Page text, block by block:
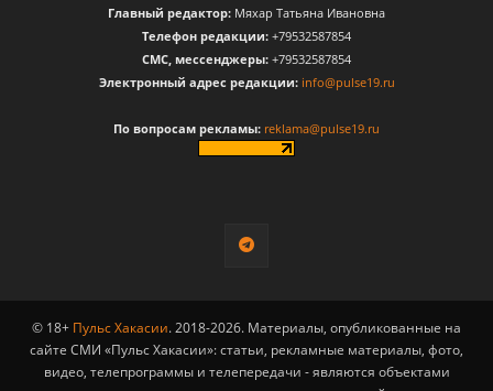
Главный редактор: Мяхар Татьяна Ивановна
Телефон редакции: +79532587854
CМС, мессенджеры: +79532587854
Электронный адрес редакции: info@pulse19.ru
По вопросам рекламы: reklama@pulse19.ru
© 18+ Пульс Хакасии. 2018-2026. Материалы, опубликованные на
сайте СМИ «Пульс Хакасии»: статьи, рекламные материалы, фото,
видео, телепрограммы и телепередачи - являются объектами